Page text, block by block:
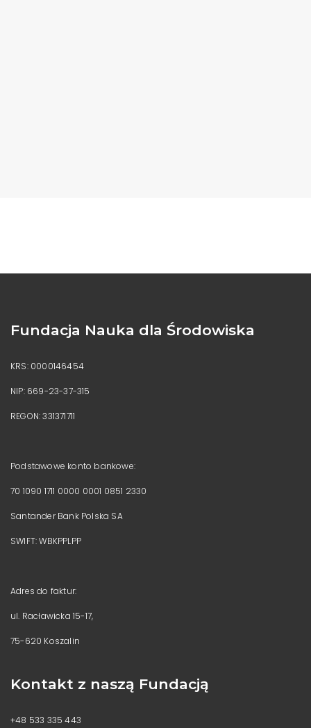
Fundacja Nauka dla Środowiska
KRS: 0000146454
NIP: 669-23-37-315
REGON: 331371711
Podstawowe konto bankowe:
70 1090 1711 0000 0001 0851 2330
Santander Bank Polska SA
SWIFT: WBKPPLPP
Adres do faktur:
ul. Racławicka 15-17,
75-620 Koszalin
Kontakt z naszą Fundacją
+48 533 335 443